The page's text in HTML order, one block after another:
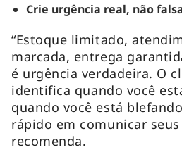
Crie urgência real, não
“Estoque limitado,
marcada, entrega
é urgência verdadeira. O
identifica quando você
quando você está
rápido em comunicar
recomenda.